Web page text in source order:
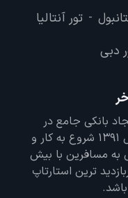
- تور آنتالیا
دبی
بانکی جامع در
تمامی زمینه های گردشگری در سال 1391 شروع به کار و
دهی به مسافرین با بیش
ترین استارتاپ